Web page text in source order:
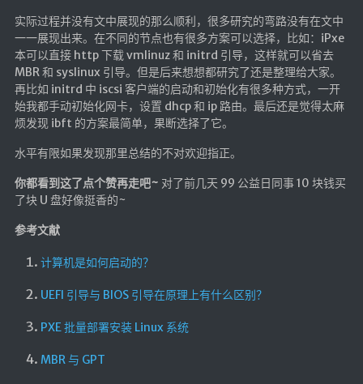
实际过程并没有文中展现的那么顺利，很多研究的弯路没有在文中
一一展现出来。在不同的节点也有很多方案可以选择，比如：iPxe
本可以直接 http 下载 vmlinuz 和 initrd 引导，这样就可以省去
MBR 和 syslinux 引导。但是后来想想都研究了还是整理给大家。
再比如 initrd 中 iscsi 客户端的启动和初始化有很多种方式，一开
始我都手动初始化网卡，设置 dhcp 和 ip 路由。最后还是觉得太麻
烦发现 ibft 的方案最简单，果断选择了它。
水平有限如果发现那里总结的不对欢迎指正。
你都看到这了点个赞再走吧~ 对了前几天 99 公益日同事 10 块钱买
了块 U 盘好像挺香的~
参考文献
计算机是如何启动的？
UEFI 引导与 BIOS 引导在原理上有什么区别？
PXE 批量部署安装 Linux 系统
MBR 与 GPT